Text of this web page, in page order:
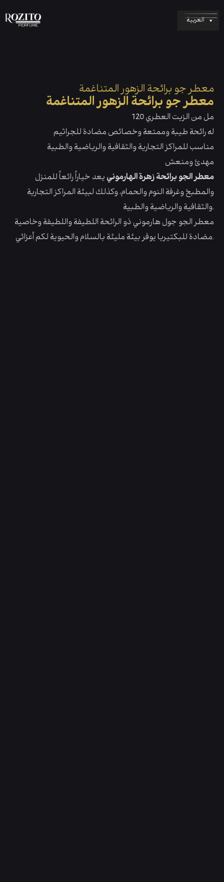
العربية
معطر جو برائحة الزهور المتناغمة
معطر جو برائحة الزهور المتناغمة
120 مل من الزيت العطري
له رائحة طيبة وممتعة وخصائص مضادة للجراثيم
مناسب للمراكز التجارية والثقافية والرياضية والطبية
مهدئ ومنعش
معطر الجو برائحة زهرة الهارموني يعد خياراً رائعاً للمنزل
والمطبخ وغرفة النوم والحمام، وكذلك لبيئة المراكز التجارية
والثقافية والرياضية والطبية.
معطر الجو جول هارموني ذو الرائحة اللطيفة واللطيفة وخاصية
مضادة للبكتيريا يوفر بيئة مليئة بالسلام والحيوية لكم أعزائي.